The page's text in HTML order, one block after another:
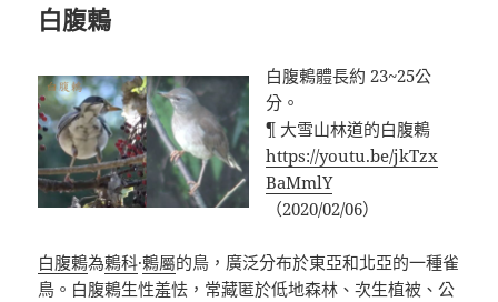
白腹鶇
白腹鶇體長約 23~25公
分。
¶ 大雪山林道的白腹鶇
https://youtu.be/jkTzx
BaMmlY
（2020/02/06）
白腹鶇為鶇科·鶇屬的鳥，廣泛分布於東亞和北亞的一種雀
鳥。白腹鶇生性羞怯，常藏匿於低地森林、次生植被、公